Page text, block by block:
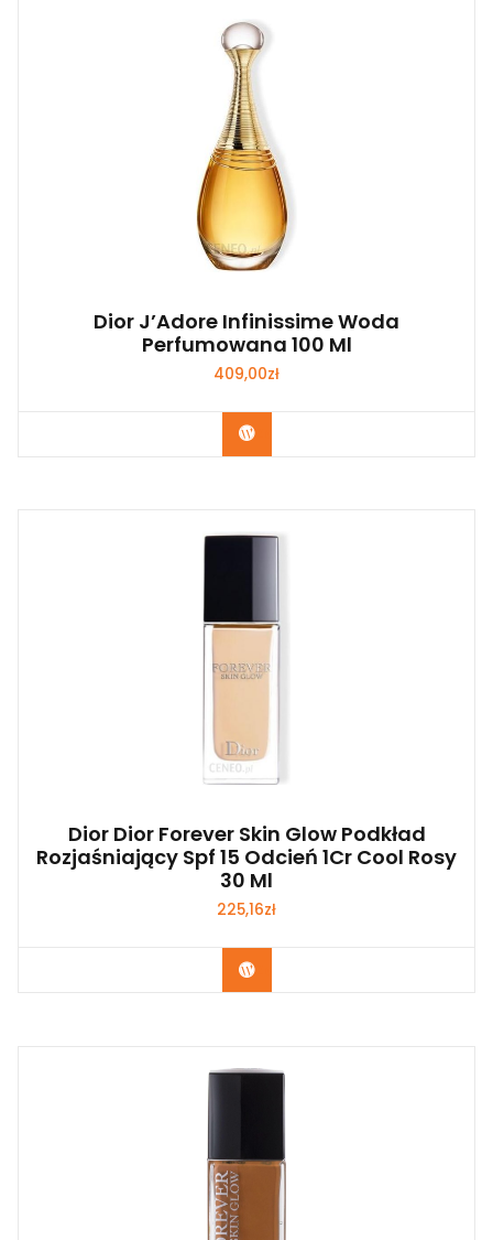
Dior J’Adore Infinissime Woda
Perfumowana 100 Ml
409,00zł
Zobacz
Dior Dior Forever Skin Glow Podkład
Rozjaśniający Spf 15 Odcień 1Cr Cool Rosy
30 Ml
225,16zł
Zobacz